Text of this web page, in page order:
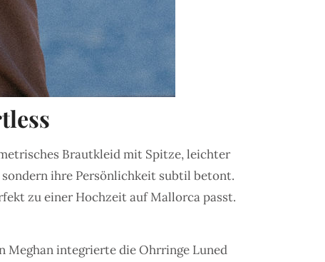
Brautkleid mit Spitze, leichter
ihre Persönlichkeit subtil betont.
zu einer Hochzeit auf Mallorca passt.
integrierte die Ohrringe Luned